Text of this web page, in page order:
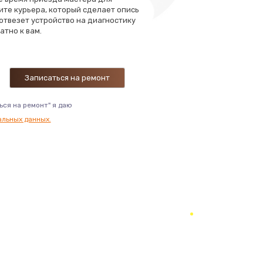
курьера, который сделает опись
устройство на диагностику
к вам.
на ремонт" я даю
данных.